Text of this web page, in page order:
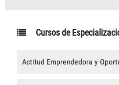
Cursos de
Actitud Emprendedora y